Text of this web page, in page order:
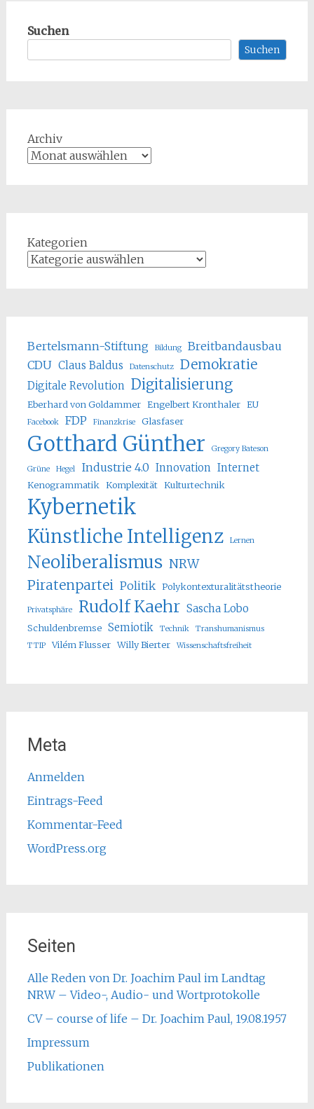
Suchen
Suchen
Archiv
Kategorien
Bertelsmann-Stiftung Bildung
Breitbandausbau
CDU Claus Baldus Datenschutz Demokratie
Digitale Revolution Digitalisierung
Eberhard von Goldammer Engelbert Kronthaler EU
Facebook FDP Finanzkrise Glasfaser
Gotthard Günther Gregory Bateson
Grüne Hegel Industrie 4.0 Innovation Internet
Kenogrammatik Komplexität Kulturtechnik
Kybernetik
Künstliche Intelligenz Lernen
Neoliberalismus NRW
Piratenpartei Politik Polykontexturalitätstheorie
Privatsphäre Rudolf Kaehr Sascha Lobo
Schuldenbremse Semiotik Technik
Transhumanismus
TTIP
Vilém Flusser Willy Bierter Wissenschaftsfreiheit
Meta
Anmelden
Eintrags-Feed
Kommentar-Feed
WordPress.org
Seiten
Alle Reden von Dr. Joachim Paul im Landtag
NRW – Video-, Audio- und Wortprotokolle
CV – course of life – Dr. Joachim Paul, 19.08.1957
Impressum
Publikationen